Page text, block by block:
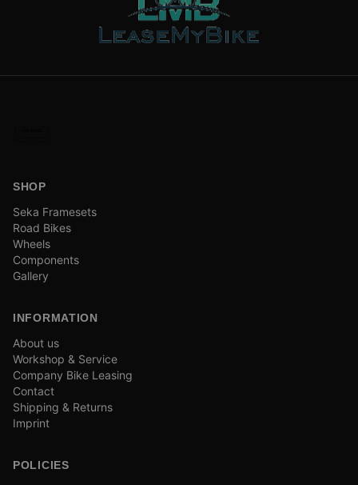
SHOP
Seka Framesets
Road Bikes
Wheels
Components
Gallery
INFORMATION
About us
Workshop & Service
Company Bike Leasing
Contact
Shipping & Returns
Imprint
POLICIES